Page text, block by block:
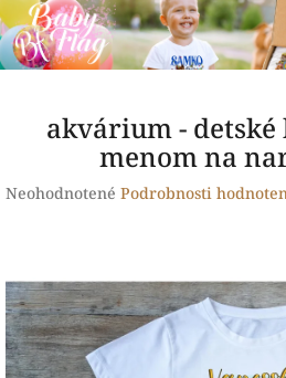
Prejsť
na
obsah
akvárium -
menom na
Priemerné
0,0
z
5
hviezdičiek.
Neohodnotené Podrobnosti